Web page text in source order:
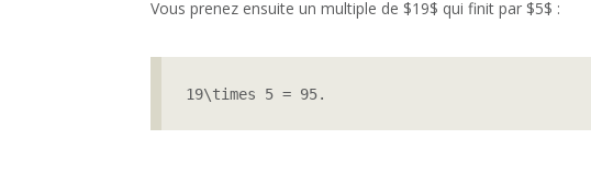
Vous prenez ensuite un multiple de $19$ qui finit par $5$ :
19\times 5 = 95.